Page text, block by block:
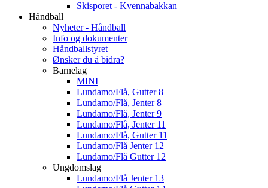
Skisporet - Kvennabakkan
Håndball
Nyheter - Håndball
Info og dokumenter
Håndballstyret
Ønsker du å bidra?
Barnelag
MINI
Lundamo/Flå, Gutter 8
Lundamo/Flå, Jenter 8
Lundamo/Flå, Jenter 9
Lundamo/Flå, Jenter 11
Lundamo/Flå, Gutter 11
Lundamo/Flå Jenter 12
Lundamo/Flå Gutter 12
Ungdomslag
Lundamo/Flå Jenter 13